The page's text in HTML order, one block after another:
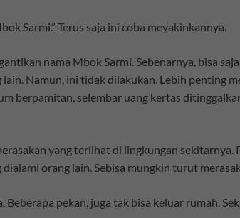
Sarmi.” Terus saja ini coba meyakinkannya.
nama Mbok Sarmi. Sebenarnya, bisa
Namun, ini tidak dilakukan. Lebih penting
berpamitan, selembar uang kertas
yang terlihat di lingkungan sekitarnya.
orang lain. Sebisa mungkin turut
pekan, juga tak bisa keluar rumah.